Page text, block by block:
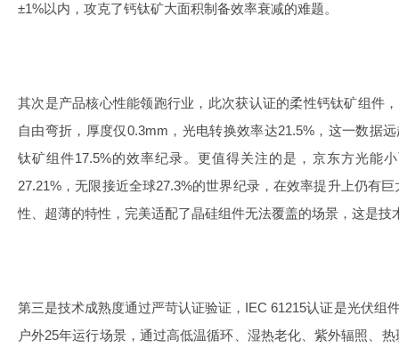
±1%以内，攻克了钙钛矿大面积制备效率衰减的难题。
其次是产品核心性能领跑行业，此次获认证的柔性钙钛矿组件
自由弯折，厚度仅0.3mm，光电转换效率达21.5%，这一数据
钛矿组件17.5%的效率纪录。更值得关注的是，京东方光能
27.21%，无限接近全球27.3%的世界纪录，在效率提升上仍有
性、超薄的特性，完美适配了晶硅组件无法覆盖的场景，这是技
第三是技术成熟度通过严苛认证验证，IEC 61215认证是光伏组
户外25年运行场景，通过高低温循环、湿热老化、紫外辐照、